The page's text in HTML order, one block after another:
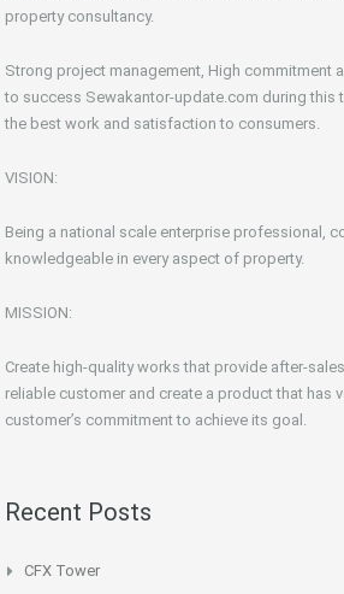
property consultancy.
Strong project management, High commitment
to success Sewakantor-update.com during this
the best work and satisfaction to consumers.
VISION:
Being a national scale enterprise professional,
knowledgeable in every aspect of property.
MISSION:
Create high-quality works that provide after-
reliable customer and create a product that has
customer’s commitment to achieve its goal.
Recent Posts
CFX Tower